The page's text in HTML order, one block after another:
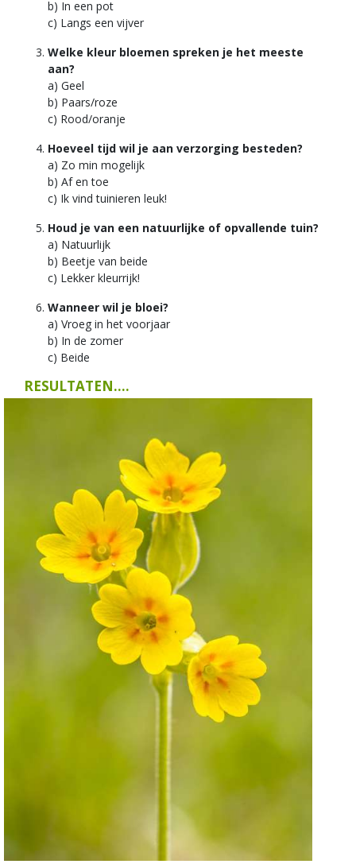
b) In een pot
c) Langs een vijver
Welke kleur bloemen spreken je het meeste
aan?
a) Geel
b) Paars/roze
c) Rood/oranje
Hoeveel tijd wil je aan verzorging besteden?
a) Zo min mogelijk
b) Af en toe
c) Ik vind tuinieren leuk!
Houd je van een natuurlijke of opvallende tuin?
a) Natuurlijk
b) Beetje van beide
c) Lekker kleurrijk!
Wanneer wil je bloei?
a) Vroeg in het voorjaar
b) In de zomer
c) Beide
RESULTATEN....